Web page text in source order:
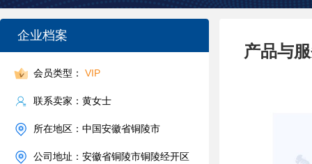
企业档案
会员类型： VIP
联系卖家：黄女士
所在地区：中国安徽省铜陵市
公司地址：安徽省铜陵市铜陵经开区
产品与